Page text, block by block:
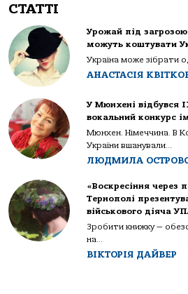
СТАТТІ
Урожай під
можуть коштувати
Україна може зібрати
АНАСТАСІЯ
У Мюнхені відбувся
вокальний конкурс
Мюнхен. Німеччина. В
України вшанували...
ЛЮДМИЛА
«Воскресіння через
Тернополі
військового діяча
Зробити книжку —
на...
ВІКТОРІЯ ДАЙВЕР